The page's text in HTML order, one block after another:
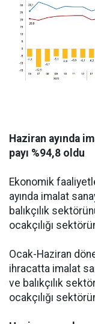
Haziran ayında
payı %94,8 oldu
Ekonomik
ayında imalat
balıkçılık
ocakçılığı
Ocak-Haziran
ihracatta imalat
ve balıkçılık
ocakçılığı